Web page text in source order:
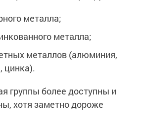
для металла
покрытия
металла;
металла;
металлов (алюминия,
цинка).
группы более доступны и
хотя заметно дороже